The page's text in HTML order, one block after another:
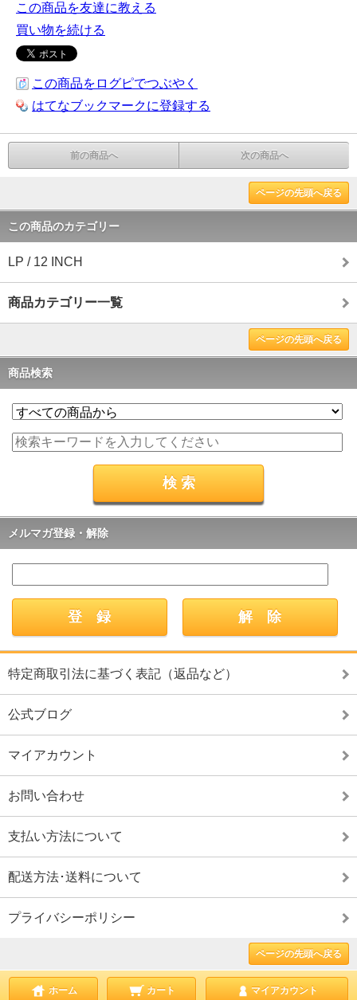
この商品を友達に教える
買い物を続ける
この商品をログピでつぶやく
はてなブックマークに登録する
前の商品へ 次の商品へ
ページの先頭へ戻る
この商品のカテゴリー
LP / 12 INCH
商品カテゴリー一覧
ページの先頭へ戻る
商品検索
メルマガ登録・解除
特定商取引法に基づく表記（返品など）
公式ブログ
マイアカウント
お問い合わせ
支払い方法について
配送方法･送料について
プライバシーポリシー
ページの先頭へ戻る
ホーム カート マイアカウント